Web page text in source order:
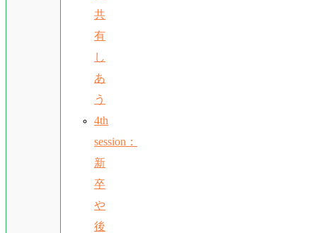
共
有
し
あ
う
4th
session：
新
卒
や
後